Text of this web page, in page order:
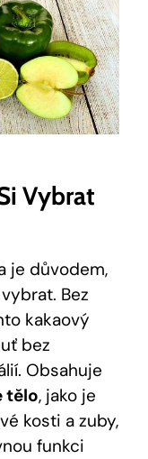
Vybrat
je důvodem,
Bez
kakaový
bez
Obsahuje
tělo, jako je
kosti a zuby,
funkci